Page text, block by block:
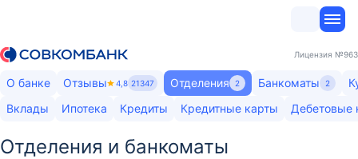
Лицензия №963
О банке Отзывы 4,8 21347 Отделения 2 Банкоматы 2
Вклады
Ипотека Кредиты Кредитные карты Дебетовые
Отделения и банкоматы